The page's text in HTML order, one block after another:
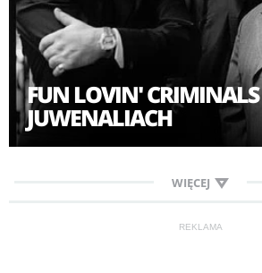
FUN LOVIN'
JUWENALIACH
WIĘCEJ
REKLAMA